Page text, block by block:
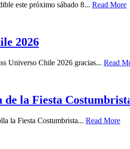
este próximo sábado 8... Read More
2026
Universo Chile 2026 gracias... Read
la Fiesta
la Fiesta Costumbrista... Read More